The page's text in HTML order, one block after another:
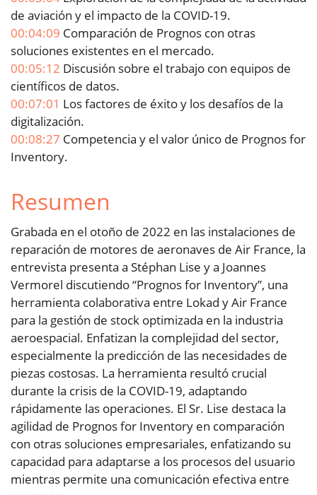
de aviación y el impacto de la COVID-19.
00:04:09 Comparación de Prognos con otras
soluciones existentes en el mercado.
00:05:12 Discusión sobre el trabajo con equipos de
científicos de datos.
00:07:01 Los factores de éxito y los desafíos de la
digitalización.
00:08:27 Competencia y el valor único de Prognos for
Inventory.
Resumen
Grabada en el otoño de 2022 en las instalaciones de
reparación de motores de aeronaves de Air France, la
entrevista presenta a Stéphan Lise y a Joannes
Vermorel discutiendo “Prognos for Inventory”, una
herramienta colaborativa entre Lokad y Air France
para la gestión de stock optimizada en la industria
aeroespacial. Enfatizan la complejidad del sector,
especialmente la predicción de las necesidades de
piezas costosas. La herramienta resultó crucial
durante la crisis de la COVID-19, adaptando
rápidamente las operaciones. El Sr. Lise destaca la
agilidad de Prognos for Inventory en comparación
con otras soluciones empresariales, enfatizando su
capacidad para adaptarse a los procesos del usuario
mientras permite una comunicación efectiva entre